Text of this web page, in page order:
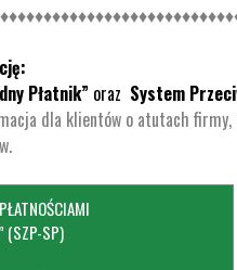
Płatnik” oraz System
dla klientów o atutach
(SZP-SP)